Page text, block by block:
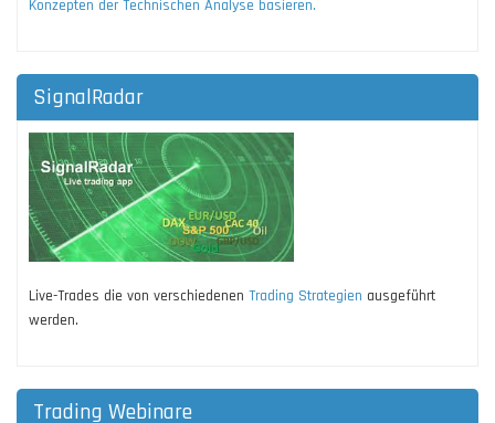
Konzepten der Technischen Analyse basieren.
SignalRadar
Live-Trades die von verschiedenen Trading Strategien ausgeführt
werden.
Trading Webinare